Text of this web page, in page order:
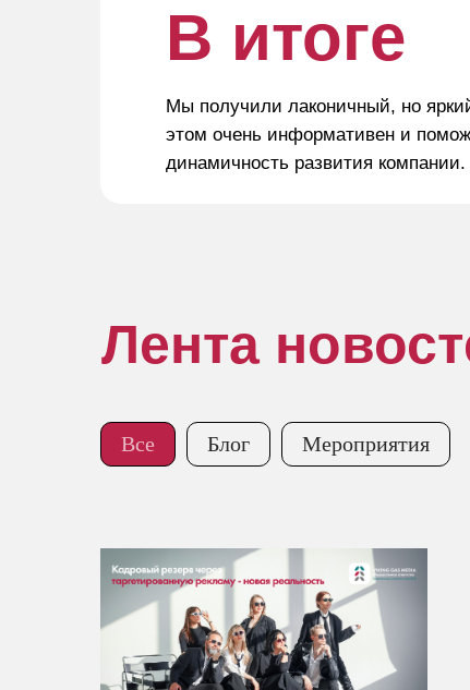
В итоге
Мы получили лаконичный, но
этом очень информативен и
динамичность развития компании.
Лента
Все Блог Мероприятия